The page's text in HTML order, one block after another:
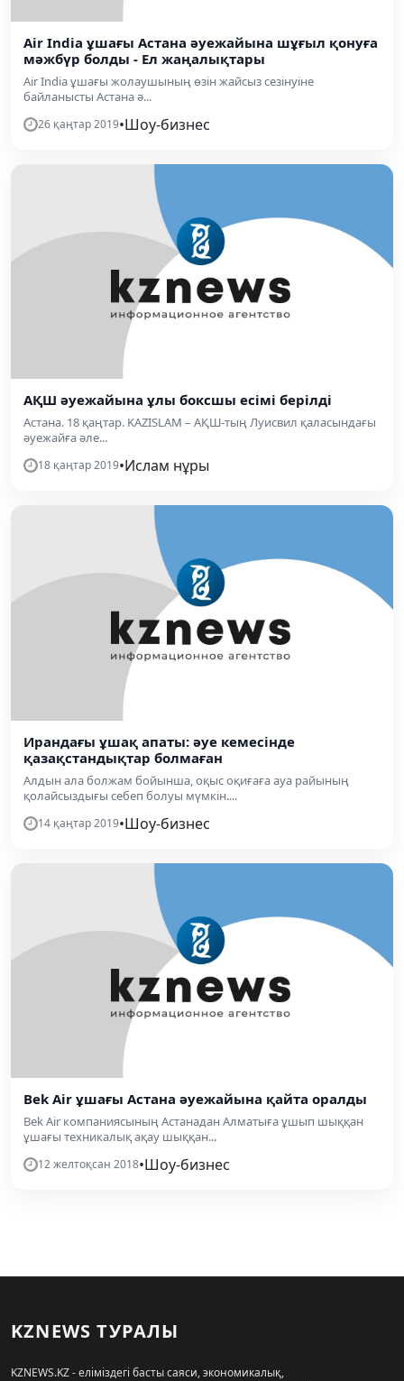
Air India ұшағы Астана әуежайына шұғыл қонуға
мәжбүр болды - Ел жаңалықтары
Air India ұшағы жолаушының өзін жайсыз сезінуіне
байланысты Астана ә...
26 қаңтар 2019•Шоу-бизнес
АҚШ әуежайына ұлы боксшы есімі берілді
Астана. 18 қаңтар. KAZISLAM – АҚШ-тың Луисвил қаласындағы
әуежайға әле...
18 қаңтар 2019•Ислам нұры
Ирандағы ұшақ апаты: әуе кемесінде
қазақстандықтар болмаған
Алдын ала болжам бойынша, оқыс оқиғаға ауа райының
қолайсыздығы себеп болуы мүмкін....
14 қаңтар 2019•Шоу-бизнес
Bek Air ұшағы Астана әуежайына қайта оралды
Bek Air компаниясының Астанадан Алматыға ұшып шыққан
ұшағы техникалық ақау шыққан...
12 желтоқсан 2018•Шоу-бизнес
KZNEWS ТУРАЛЫ
KZNEWS.KZ - еліміздегі басты саяси, экономикалық,